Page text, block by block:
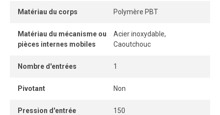
Matériau du corps Polymère PBT
Matériau du mécanisme ou
pièces internes mobiles
Acier inoxydable,
Caoutchouc
Nombre d'entrées 1
Pivotant Non
Pression d'entrée
150